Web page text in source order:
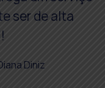
ser de alta
Diniz